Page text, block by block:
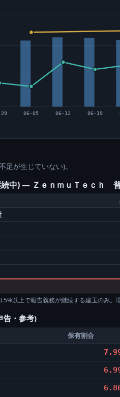
06-05 06-12 06-19
が生じていない)。
続中) ― ＺｅｎｍｕＴｅｃｈ
以上で報告義務が継続する建玉のみ。
告・参考)
保有割合